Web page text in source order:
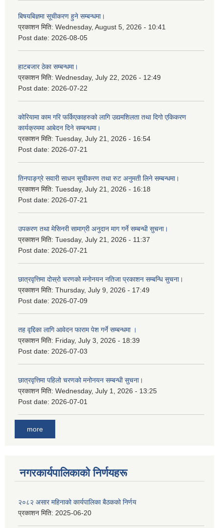
बिषयबिज्ञमा सूचीकरण हुने सम्बन्धमा।
प्रकाशन मिति: Wednesday, August 5, 2026 - 10:41
Post date: 2026-08-05
हाटबजार ठेका सम्बन्धमा।
प्रकाशन मिति: Wednesday, July 22, 2026 - 12:49
Post date: 2026-07-22
कोरियामा काम गरि फर्किएकाहरुको लागि उद्यमशिलता तथा दिगो एकिकरण
कार्यक्रममा आबेदन दिने सम्बन्धमा।
प्रकाशन मिति: Tuesday, July 21, 2026 - 16:54
Post date: 2026-07-21
तिनपाङ्ग्रे सवारी साधन सूचीकरण तथा रुट अनुमती लिने सम्बन्धमा।
प्रकाशन मिति: Tuesday, July 21, 2026 - 16:18
Post date: 2026-07-21
उपकरण तथा मेसिनरी सामाग्री अनुदान माग गर्ने सम्बन्धी सुचना।
प्रकाशन मिति: Tuesday, July 21, 2026 - 11:37
Post date: 2026-07-21
छात्रवृत्तिमा दोस्रो चरणको मनोनयन नतिजा प्रकाशन सम्बन्धि सुचना।
प्रकाशन मिति: Thursday, July 9, 2026 - 17:49
Post date: 2026-07-09
तह वृद्दिका लागि आवेदन फाराम पेश गर्ने सम्बन्धमा ।
प्रकाशन मिति: Friday, July 3, 2026 - 18:39
Post date: 2026-07-03
छात्रवृत्तिमा पहिलो चरणको मनोनयन सम्बन्धी सुचना।
प्रकाशन मिति: Wednesday, July 1, 2026 - 13:25
Post date: 2026-07-01
more
नगरकार्यपालिकाकाे निर्णयहरू
२०८२ असार महिनाको कार्यपालिका बैठकको निर्णय
प्रकाशन मिति: 2025-06-20